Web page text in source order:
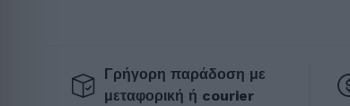
Γρήγορη παράδοση με
μεταφορική ή courier